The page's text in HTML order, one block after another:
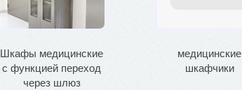
Шкафы медицинские
с функцией переход
через шлюз
медицинские
шкафчики